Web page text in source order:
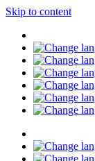
Skip to content